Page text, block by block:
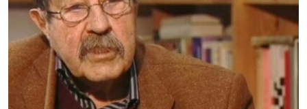
VIDEO
FOTOQALEREYA
İNFOQRAFIKA
KARIKATURA
RADIO ARXIV
OXU ZALI
AZƏRBAYCAN ƏDƏBIYYATI KITABXANASI
İSLAM VƏ DEMOKRATIYA
HAQQIMIZDA
MISSIYAMIZ
PEŞƏ ETIKASI VƏ JURNALISTIKA STANDARTLARIMIZ
BIZI IZLƏ